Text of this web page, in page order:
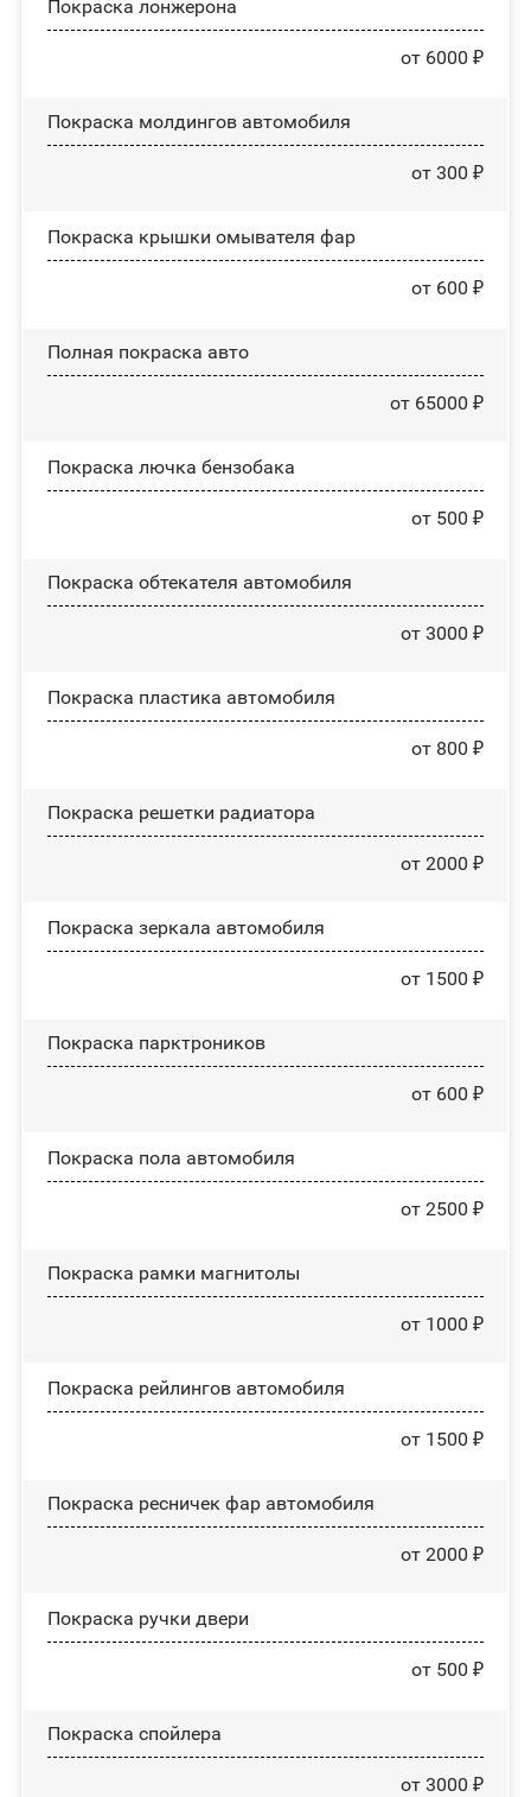
Покраска лонжерона
от 6000 ₽
Покраска молдингов автомобиля
от 300 ₽
Покраска крышки омывателя фар
от 600 ₽
Полная покраска авто
от 65000 ₽
Покраска лючка бензобака
от 500 ₽
Покраска обтекателя автомобиля
от 3000 ₽
Покраска пластика автомобиля
от 800 ₽
Покраска решетки радиатора
от 2000 ₽
Покраска зеркала автомобиля
от 1500 ₽
Покраска парктроников
от 600 ₽
Покраска пола автомобиля
от 2500 ₽
Покраска рамки магнитолы
от 1000 ₽
Покраска рейлингов автомобиля
от 1500 ₽
Покраска ресничек фар автомобиля
от 2000 ₽
Покраска ручки двери
от 500 ₽
Покраска спойлера
от 3000 ₽